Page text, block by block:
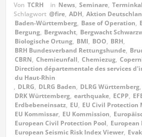
Von TCRH in News, Seminare,
Schlagwort @fire, ADH, Aktion
Baden-Württemberg, Base of Operation,
Bergung, Bergwacht, Bergwacht
Biologische Ortung, BMI, BOO, BRH,
BRH Bundesverband Rettungshunde,
CBRN, Chemieunfall, Chemiezug,
Direction départementale des services
du Haut-Rhin
, DLRG, DLRG Baden, DLRG Württemberg,
DRK Württemberg, earthquake, ECPP,
Erdbebeneinsatz, EU, EU Civil Protection
EU Kommissar, EU Kommission,
European Civil Protection Pool,
European Seismic Risk Index Viewer,